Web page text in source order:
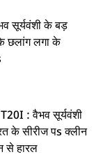
सूर्यवंशी के बड़
छलांग लगा के
: वैभव सूर्यवंशी
के सीरीज पs क्लीन
से हारल